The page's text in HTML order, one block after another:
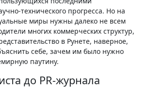
технического прогресса. Но на
миры нужны далеко не всем
многих коммерческих структур,
в Рунете, наверное,
себе, зачем им было нужно
паутину.
до PR-журнала